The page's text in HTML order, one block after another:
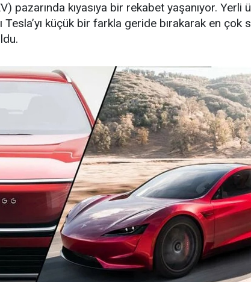
pazarında kıyasıya bir rekabet yaşanıyor. Yerli
Tesla’yı küçük bir farkla geride bırakarak en çok